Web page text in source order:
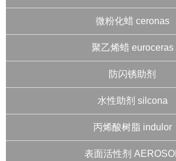
微粉化蜡 ceronas
聚乙烯蜡 euroceras
防闪锈助剂
水性助剂 silcona
丙烯酸树脂 indulor
表面活性剂 AEROSOL